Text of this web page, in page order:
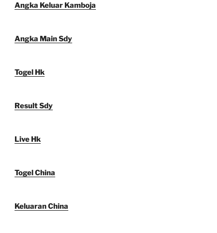
Angka Keluar Kamboja
Angka Main Sdy
Togel Hk
Result Sdy
Live Hk
Togel China
Keluaran China